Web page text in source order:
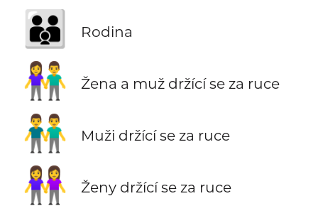
👪 Rodina
👫 Žena a muž držící se za ruce
👬 Muži držící se za ruce
👭 Ženy držící se za ruce